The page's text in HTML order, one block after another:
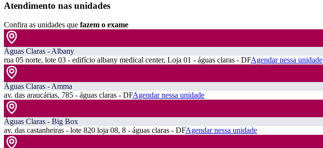
Atendimento nas unidades
Confira as unidades que fazem o exame
Águas Claras - Albany
rua 05 norte, lote 03 - edifício albany medical center, Loja 01 - águas claras - DFAgendar nessa unidade
Águas Claras - Amma
av. das araucárias, 785 - águas claras - DFAgendar nessa unidade
Águas Claras - Big Box
av. das castanheiras - lote 820 loja 08, 8 - águas claras - DFAgendar nessa unidade